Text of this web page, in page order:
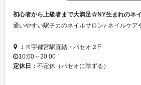
初心者から上級者まで大満足☆NY生まれのネ
ＪＲ宇都宮駅直結・パセオ２F
10:00～20:00
定休日： 不定休（パセオに準ずる）